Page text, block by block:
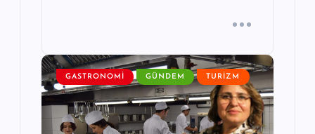
GASTRONOMI GÜNDEM TURIZM